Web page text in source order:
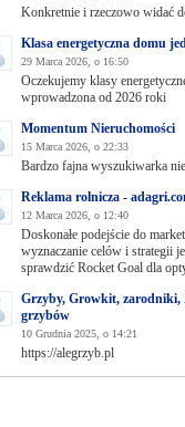
Konkretnie i rzeczowo widać
Klasa energetyczna domu
29 Marca 2026, o 16:50
Oczekujemy klasy
wprowadzona od 2026 roki
Momentum Nieruchomości
15 Marca 2026, o 22:33
Bardzo fajna wyszukiwarka
Reklama rolnicza -
12 Marca 2026, o 12:40
Doskonałe podejście do
wyznaczanie celów i strategii
sprawdzić Rocket Goal dla
Grzyby, Growkit, zarodniki,
grzybów
10 Grudnia 2025, o 14:21
https://alegrzyb.pl